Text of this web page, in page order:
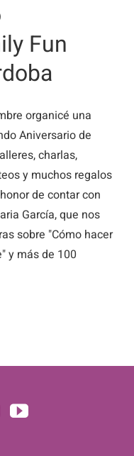
Fun
organicé una
Aniversario de
charlas,
y muchos regalos
de contar con
García, que nos
sobre "Cómo hacer
y más de 100